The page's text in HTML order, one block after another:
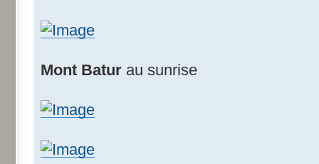
Mont Batur au sunrise